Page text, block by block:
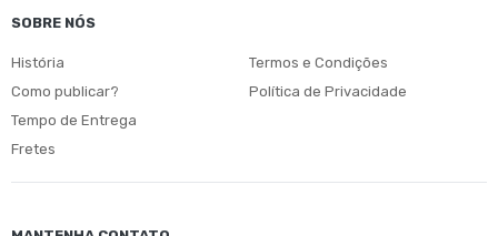
SOBRE NÓS
História
Como publicar?
Tempo de Entrega
Fretes
Termos e Condições
Política de Privacidade